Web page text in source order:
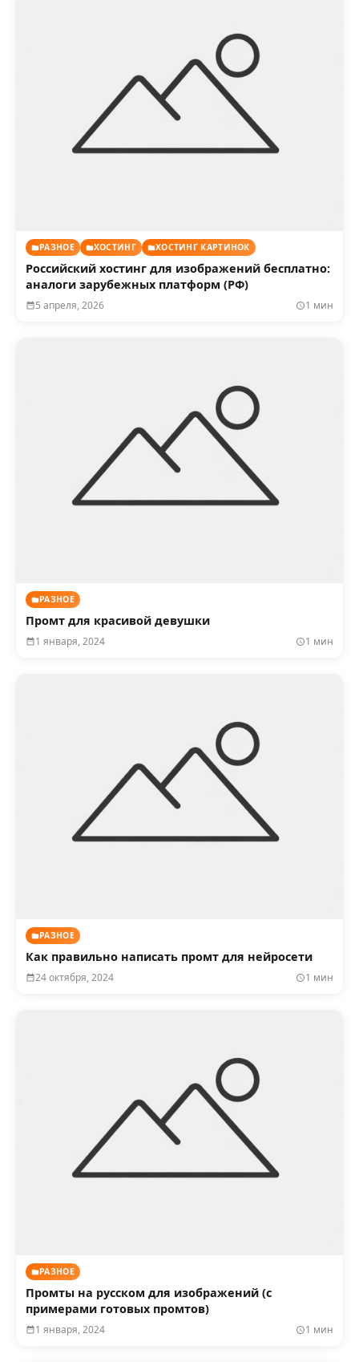
РАЗНОЕ ХОСТИНГ ХОСТИНГ КАРТИНОК
Российский хостинг для изображений бесплатно:
аналоги зарубежных платформ (РФ)
5 апреля, 2026 1 мин
РАЗНОЕ
Промт для красивой девушки
1 января, 2024 1 мин
РАЗНОЕ
Как правильно написать промт для нейросети
24 октября, 2024 1 мин
РАЗНОЕ
Промты на русском для изображений (с
примерами готовых промтов)
1 января, 2024 1 мин